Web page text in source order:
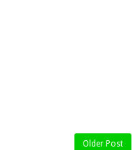
Older Post